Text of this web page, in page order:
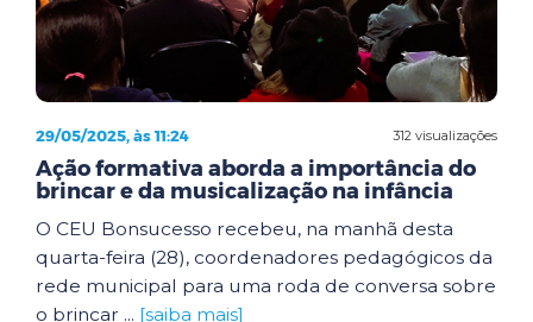
312 visualizações
29/05/2025, às 11:24
Ação formativa aborda a importância do
brincar e da musicalização na infância
O CEU Bonsucesso recebeu, na manhã desta
quarta-feira (28), coordenadores pedagógicos da
rede municipal para uma roda de conversa sobre
o brincar ... [saiba mais]